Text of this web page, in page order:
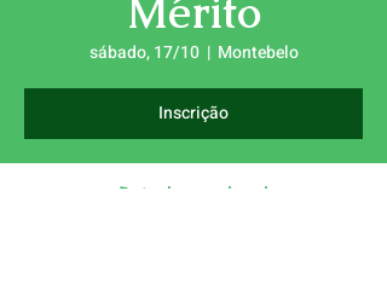
Mérito
sábado, 17/10
  |
Montebelo
Inscrição
Data, hora e local